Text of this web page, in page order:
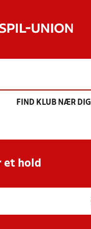
FIND KLUB NÆR DIG
et hold